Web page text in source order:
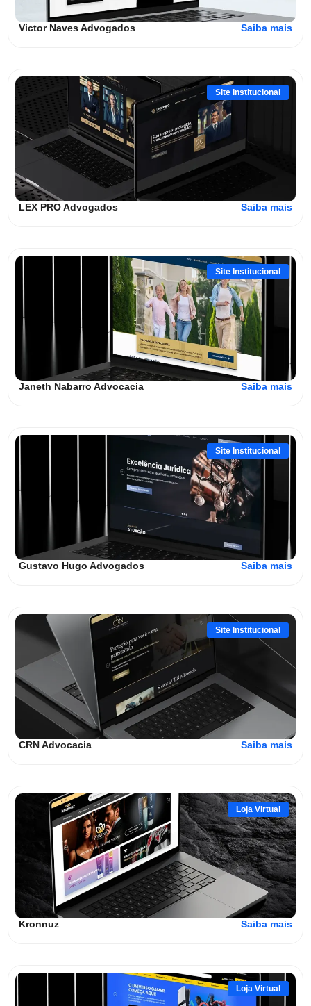
Victor Naves Advogados Saiba mais
Site Institucional
LEX PRO Advogados Saiba mais
Site Institucional
Janeth Nabarro Advocacia Saiba mais
Site Institucional
Gustavo Hugo Advogados Saiba mais
Site Institucional
CRN Advocacia Saiba mais
Loja Virtual
Kronnuz Saiba mais
Loja Virtual